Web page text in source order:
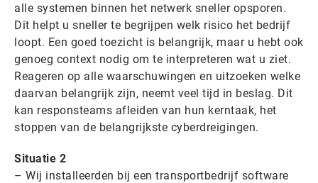
alle systemen binnen het netwerk sneller opsporen.
Dit helpt u sneller te begrijpen welk risico het bedrijf
loopt. Een goed toezicht is belangrijk, maar u hebt ook
genoeg context nodig om te interpreteren wat u ziet.
Reageren op alle waarschuwingen en uitzoeken welke
daarvan belangrijk zijn, neemt veel tijd in beslag. Dit
kan responsteams afleiden van hun kerntaak, het
stoppen van de belangrijkste cyberdreigingen.
Situatie 2
– Wij installeerden bij een transportbedrijf software